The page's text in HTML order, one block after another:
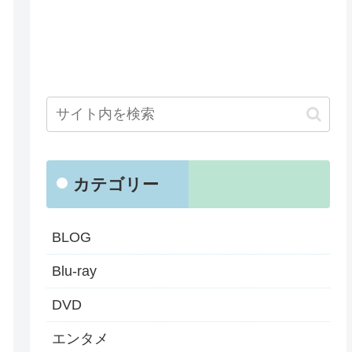
カテゴリー
BLOG
Blu-ray
DVD
エンタメ